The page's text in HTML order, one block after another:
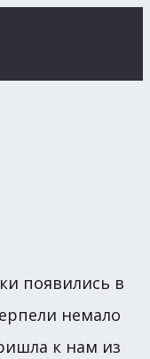
появились в
немало
к нам из